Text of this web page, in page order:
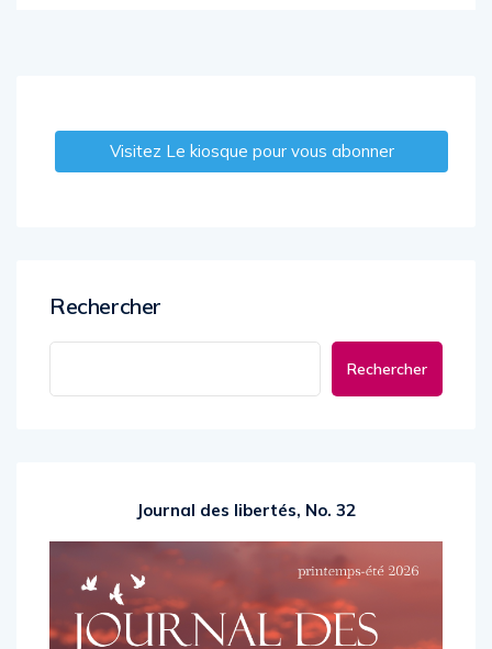
Visitez Le kiosque pour vous abonner
Rechercher
Rechercher
Journal des libertés, No. 32